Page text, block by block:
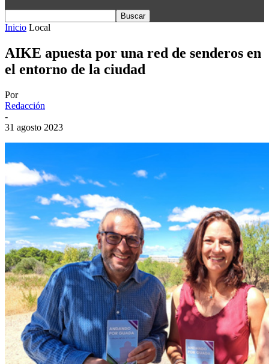
Inicio Local
AIKE apuesta por una red de senderos en
el entorno de la ciudad
Por
Redacción
-
31 agosto 2023